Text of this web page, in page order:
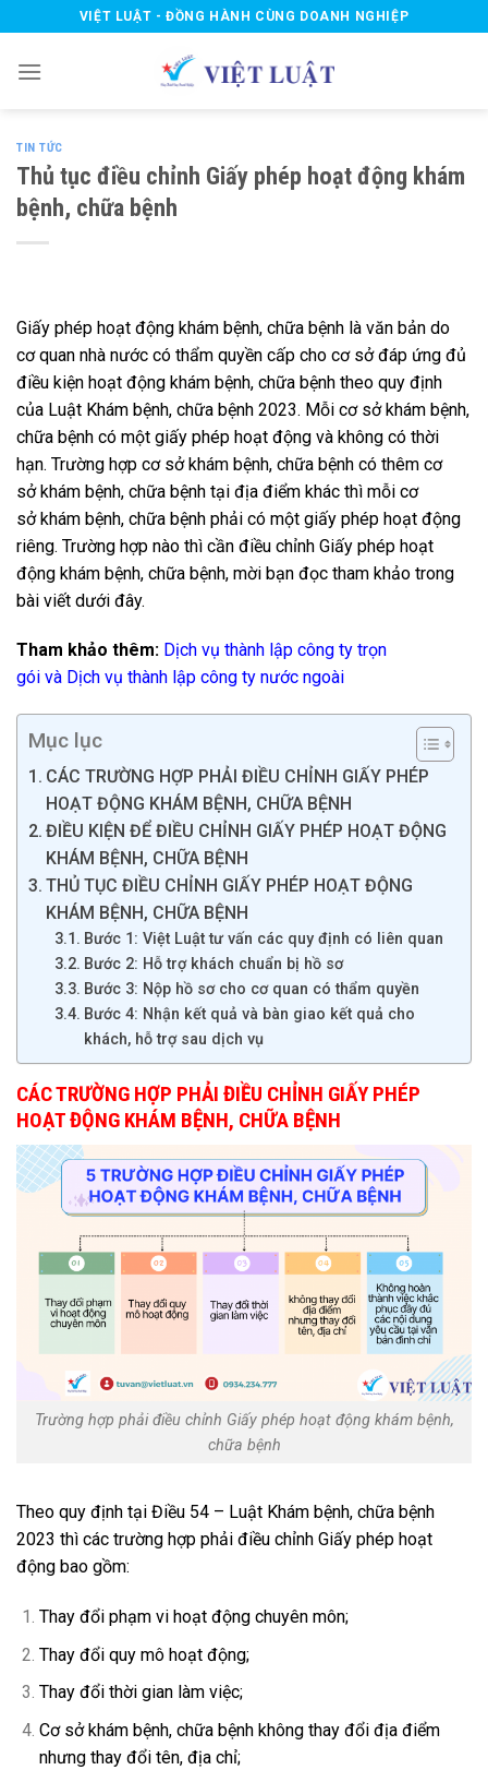
to
content
VIỆT LUẬT - ĐỒNG HÀNH CÙNG DOANH NGHIỆP
TIN TỨC
Thủ tục điều chỉnh Giấy phép hoạt động khám
bệnh, chữa bệnh
Giấy phép hoạt động khám bệnh, chữa bệnh là văn bản do
cơ quan nhà nước có thẩm quyền cấp cho cơ sở đáp ứng đủ
điều kiện hoạt động khám bệnh, chữa bệnh theo quy định
của Luật Khám bệnh, chữa bệnh 2023. Mỗi cơ sở khám bệnh,
chữa bệnh có một giấy phép hoạt động và không có thời
hạn. Trường hợp cơ sở khám bệnh, chữa bệnh có thêm cơ
sởkhám bệnh, chữa bệnh tại địa điểm khác thì mỗi cơ
sởkhám bệnh, chữa bệnh phải có một giấy phép hoạt động
riêng. Trường hợp nào thì cần điều chỉnh Giấy phép hoạt
động khám bệnh, chữa bệnh, mời bạn đọc tham khảo trong
bài viết dưới đây.
Tham khảo thêm: Dịch vụ thành lập công ty trọn
gói và Dịch vụ thành lập công ty nước ngoài
Mục lục
CÁC TRƯỜNG HỢP PHẢI ĐIỀU CHỈNH GIẤY PHÉP
HOẠT ĐỘNG KHÁM BỆNH, CHỮA BỆNH
ĐIỀU KIỆN ĐỂ ĐIỀU CHỈNH GIẤY PHÉP HOẠT ĐỘNG
KHÁM BỆNH, CHỮA BỆNH
THỦ TỤC ĐIỀU CHỈNH GIẤY PHÉP HOẠT ĐỘNG
KHÁM BỆNH, CHỮA BỆNH
Bước 1: Việt Luật tư vấn các quy định có liên quan
Bước 2: Hỗ trợ khách chuẩn bị hồ sơ
Bước 3: Nộp hồ sơ cho cơ quan có thẩm quyền
Bước 4: Nhận kết quả và bàn giao kết quả cho
khách, hỗ trợ sau dịch vụ
CÁC TRƯỜNG HỢP PHẢI ĐIỀU CHỈNH GIẤY PHÉP
HOẠT ĐỘNG KHÁM BỆNH, CHỮA BỆNH
Trường hợp phải điều chỉnh Giấy phép hoạt động khám bệnh,
chữa bệnh
Theo quy định tại Điều 54 – Luật Khám bệnh, chữa bệnh
2023 thì các trường hợp phải điều chỉnh Giấy phép hoạt
động bao gồm:
Thay đổi phạm vi hoạt động chuyên môn;
Thay đổi quy mô hoạt động;
Thay đổi thời gian làm việc;
Cơ sở khám bệnh, chữa bệnh không thay đổi địa điểm
nhưng thay đổi tên, địa chỉ;